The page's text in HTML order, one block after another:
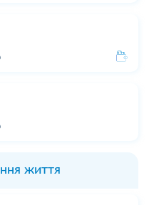
життя